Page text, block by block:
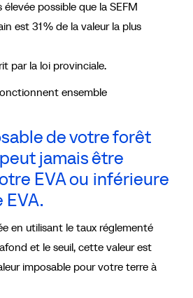
élevée possible que la SEFM
est 31 % de la valeur la plus
par la loi provinciale.
ensemble
de votre forêt
jamais être
EVA ou inférieure
EVA.
en utilisant le taux réglementé
et le seuil, cette valeur est
imposable pour votre terre à